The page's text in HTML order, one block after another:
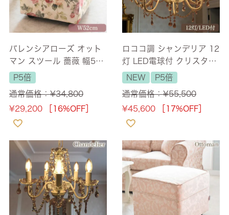
バレンシアローズ オット
マン スツール 薔薇 幅52c
m 【送料無料】 [Y]
P5倍
通常価格：¥34,800
¥29,200 ［16%OFF］
ロココ調 シャンデリア 12
灯 LED電球付 クリスタル
調 照明 幅65cm 【送料無
料】 [Y]
NEW
P5倍
通常価格：¥55,500
¥45,600 ［17%OFF］